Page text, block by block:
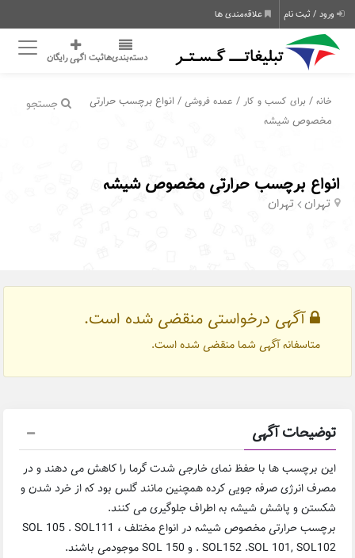
ورود / ثبت نام علاقه‌مندی ها
دسته‌بندی‌هاثبت اگهی رایگان
جستجو خانه / برای کسب و کار / عمده فروشی / انواع برچسب حرارتی
مخصوص شیشه
انواع برچسب حرارتی مخصوص شیشه
تهران تهران
آگهی درخواستی منقضی شده است.
متاسفانه آگهی شما منقضی شده است.
توضیحات آگهی
این برچسب ها با حفظ نمای خارجی شدت گرما را کاهش می دهند و در
مصرف انرژی صرفه جویی کرده همچنین مانند گلس بود که از خرد شدن و
شکستن و پاشش شیشه به اطراف جلوگیری می کنند.
برچسب حرارتی مخصوص شیشه در انواع مختلف ، SOL 105 . SOL111
. SOL152 .SOL 101, SOL102 و SOL 150 موجودمی باشند.